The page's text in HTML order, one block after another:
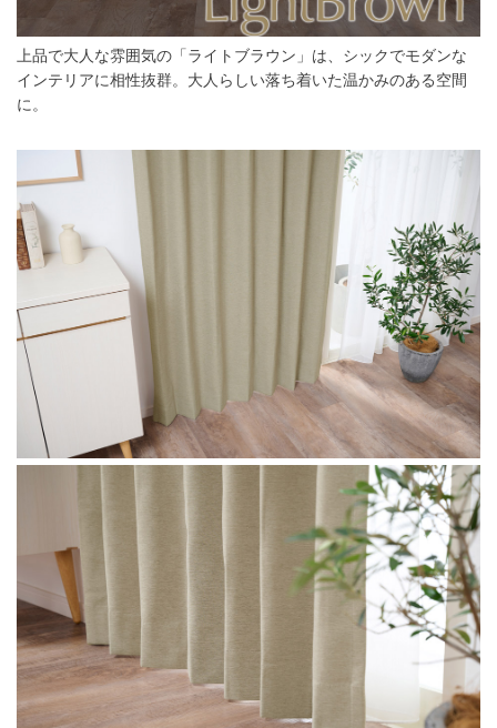
上品で大人な雰囲気の「ライトブラウン」は、シックでモダンな
インテリアに相性抜群。大人らしい落ち着いた温かみのある空間
に。